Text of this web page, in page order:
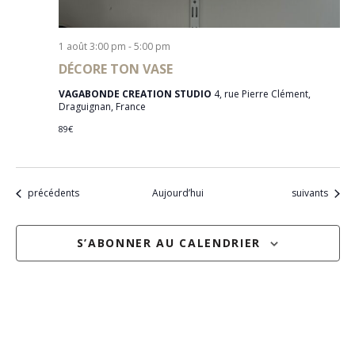
DÉCORE TON VASE
1 août 3:00 pm -5:00 pm
VAGABONDE CREATION STUDIO 4, rue Pierre Clément,
Draguignan, France
89€
Évènements
précédents Aujourd’hui Évènements
suivants
S’ABONNER AU CALENDRIER